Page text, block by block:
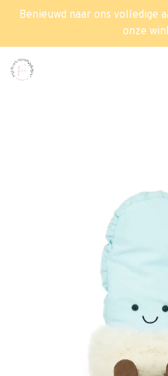
Benieuwd naar ons volledige
onze